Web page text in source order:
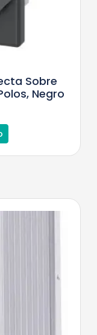
Sobre
Negro